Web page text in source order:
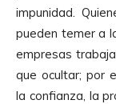
impunidad.
pueden temer a
empresas
que ocultar; por
la confianza, la